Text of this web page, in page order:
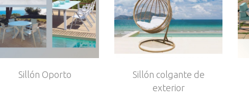
Sillón Oporto
Sillón colgante de
exterior